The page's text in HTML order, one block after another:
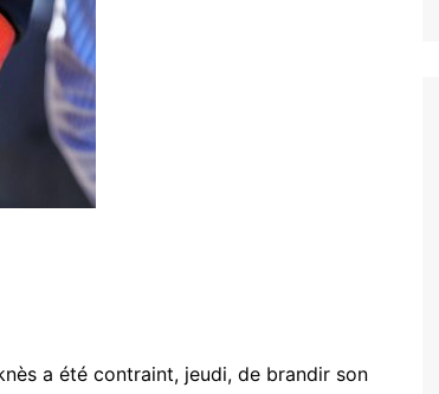
a été contraint, jeudi, de brandir son